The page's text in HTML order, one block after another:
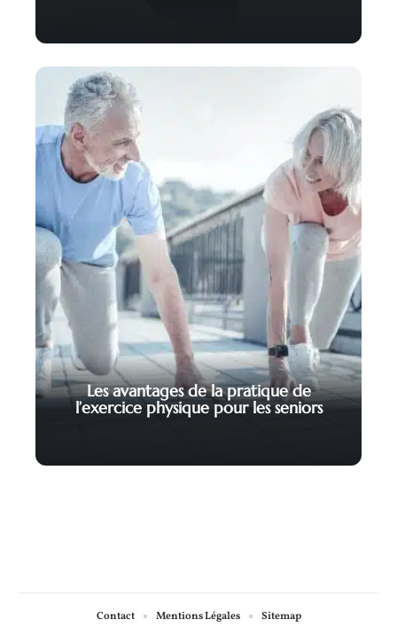
Les avantages de la pratique de
l’exercice physique pour les seniors
Contact Mentions Légales Sitemap